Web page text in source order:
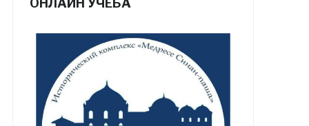
ОНЛАЙН УЧЕБА